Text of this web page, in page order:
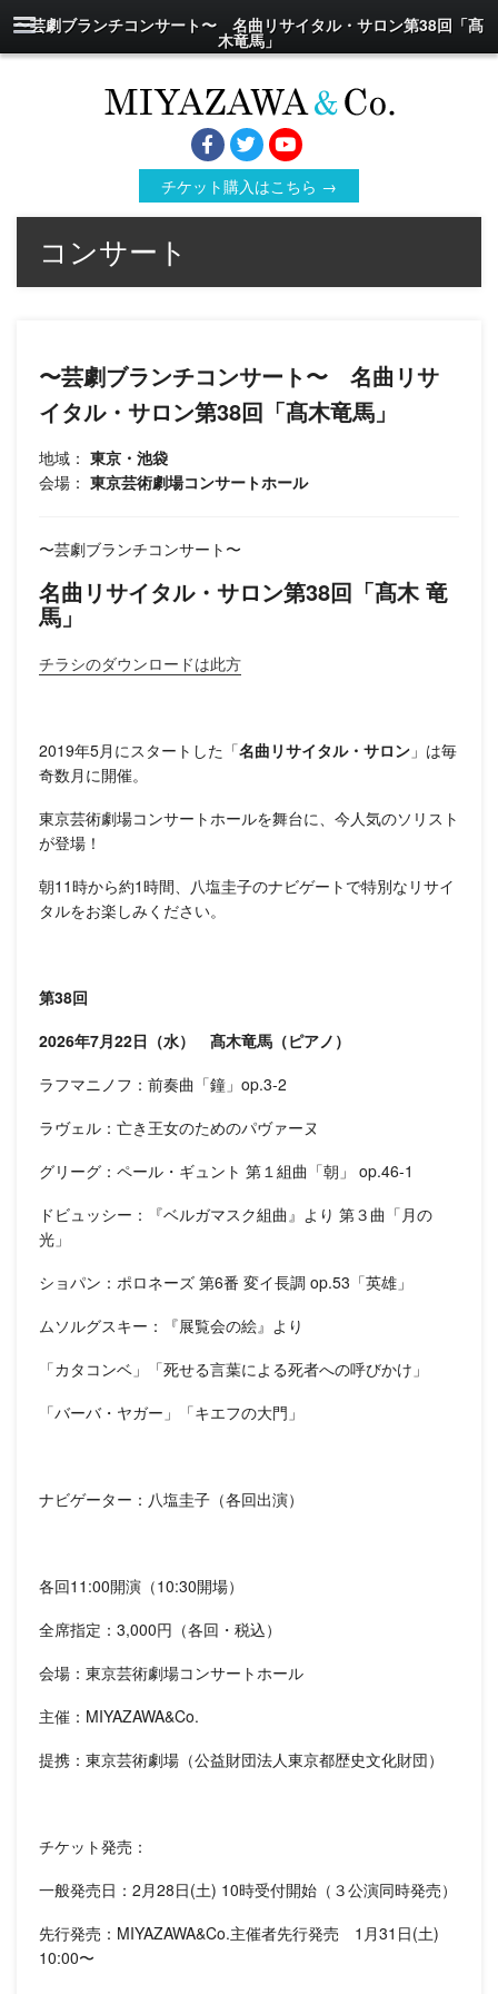
〜芸劇ブランチコンサート〜 名曲リサイタル・サロン第38回「髙
木竜馬」
チケット購入はこちら →
コンサート
〜芸劇ブランチコンサート〜 名曲リサ
イタル・サロン第38回「髙木竜馬」
地域： 東京・池袋
会場： 東京芸術劇場コンサートホール
〜芸劇ブランチコンサート〜
名曲リサイタル・サロン第38回「髙木 竜
馬」
チラシのダウンロードは此方
2019年5月にスタートした「名曲リサイタル・サロン 」は毎
奇数月に開催。
東京芸術劇場コンサートホールを舞台に、今人気のソリスト
が登場！
朝11時から約1時間、八塩圭子のナビゲートで特別なリサイ
タルをお楽しみください。
第38回
2026年7月22日（水） 髙木竜馬（ピアノ）
ラフマニノフ：前奏曲「鐘」op.3-2
ラヴェル：亡き王女のためのパヴァーヌ
グリーグ：ペール・ギュント 第１組曲「朝」 op.46-1
ドビュッシー：『ベルガマスク組曲』より 第３曲「月の
光」
ショパン：ポロネーズ 第6番 変イ長調 op.53「英雄」
ムソルグスキー：『展覧会の絵』より
「カタコンベ」「死せる言葉による死者への呼びかけ」
「バーバ・ヤガー」「キエフの大門」
ナビゲーター：八塩圭子（各回出演）
各回11:00開演（10:30開場）
全席指定：3,000円（各回・税込）
会場：東京芸術劇場コンサートホール
主催：MIYAZAWA&Co.
提携：東京芸術劇場（公益財団法人東京都歴史文化財団）
チケット発売：
一般発売日：2月28日(土) 10時受付開始（３公演同時発売）
先行発売：MIYAZAWA&Co.主催者先行発売 1月31日(土)
10:00〜